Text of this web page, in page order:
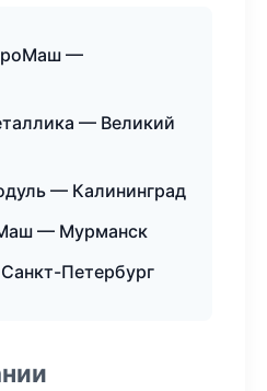
—
— Великий
— Калининград
— Мурманск
Петербург